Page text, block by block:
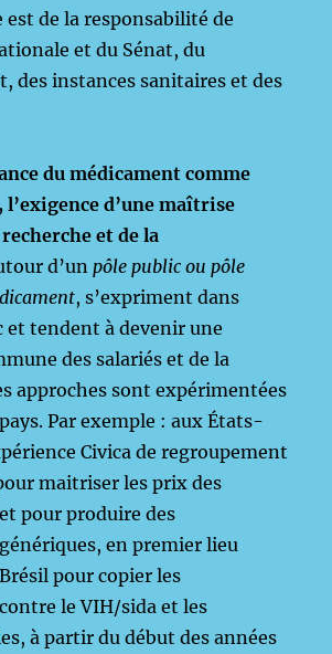
de la responsabilité de
et du Sénat, du
des instances sanitaires et des
du médicament comme
d’une maîtrise
et de la
d’unpôle public ou pôle
, s’expriment dans
et tendent à devenir une
des salariés et de la
approches sont expérimentées
Par exemple : aux États-
Civica de regroupement
maitriser les prix des
pour produire des
en premier lieu
pour copier les
le VIH/sida et les
à partir du début des années